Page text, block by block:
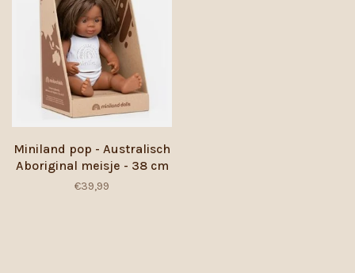
Miniland pop - Australisch
Aboriginal meisje - 38 cm
€39,99